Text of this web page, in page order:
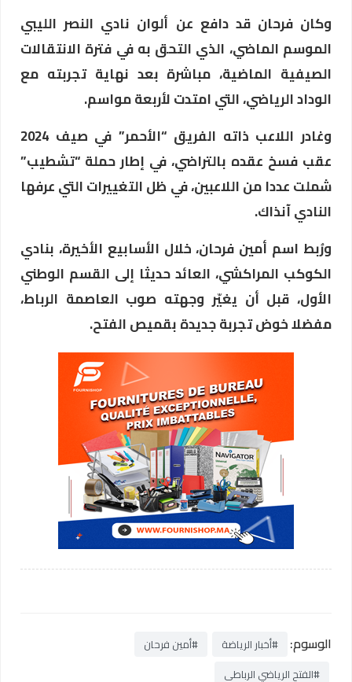
وكان فرحان قد دافع عن ألوان نادي النصر الليبي
الموسم الماضي، الذي التحق به في فترة الانتقالات
الصيفية الماضية، مباشرة بعد نهاية تجربته مع
الوداد الرياضي، التي امتدت لأربعة مواسم.
وغادر اللاعب ذاته الفريق “الأحمر” في صيف 2024
عقب فسخ عقده بالتراضي، في إطار حملة “تشطيب”
شملت عددا من اللاعبين، في ظل التغييرات التي عرفها
النادي آنذاك.
ورُبط اسم أمين فرحان، خلال الأسابيع الأخيرة، بنادي
الكوكب المراكشي، العائد حديثا إلى القسم الوطني
الأول، قبل أن يغيّر وجهته صوب العاصمة الرباط،
مفضلا خوض تجربة جديدة بقميص الفتح.
الوسوم: #أخبار الرياضة
#أمين فرحان
#الفتح الرياضي الرباطي